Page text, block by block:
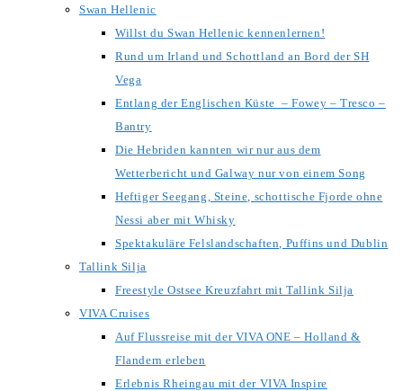
Swan Hellenic
Willst du Swan Hellenic kennenlernen!
Rund um Irland und Schottland an Bord der SH
Vega
Entlang der Englischen Küste – Fowey – Tresco –
Bantry
Die Hebriden kannten wir nur aus dem
Wetterbericht und Galway nur von einem Song
Heftiger Seegang, Steine, schottische Fjorde ohne
Nessi aber mit Whisky
Spektakuläre Felslandschaften, Puffins und Dublin
Tallink Silja
Freestyle Ostsee Kreuzfahrt mit Tallink Silja
VIVA Cruises
Auf Flussreise mit der VIVA ONE – Holland &
Flandern erleben
Erlebnis Rheingau mit der VIVA Inspire